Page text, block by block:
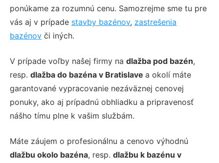
ponúkame za rozumnú cenu. Samozrejme sme tu pre
vás aj v prípade stavby bazénov, zastrešenia
bazénov či iných.
V prípade voľby našej firmy na dlažba pod bazén,
resp. dlažba do bazéna v Bratislave a okolí máte
garantované vypracovanie nezáväznej cenovej
ponuky, ako aj prípadnú obhliadku a pripravenosť
nášho tímu plne k vašim službám.
Máte záujem o profesionálnu a cenovo výhodnú
dlažbu okolo bazéna, resp. dlažbu k bazénu v